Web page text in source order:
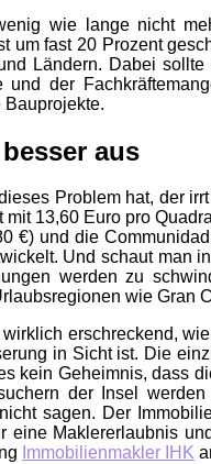
wie lange nicht
um fast 20 Prozent
Ländern. Dabei
und der
aus
Problem hat, der
13,60 Euro pro
€) und die
Und schaut man
werden zu
wie Gran
erschreckend,
in Sicht ist. Die
kein Geheimnis, dass
der Insel
sagen. Der
Maklererlaubnis
Immobilienmakler IHK